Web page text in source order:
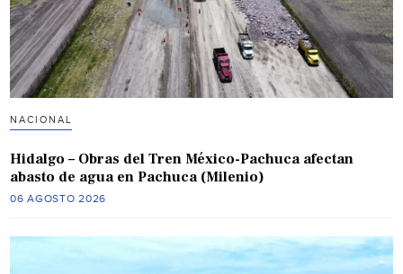
NACIONAL
Hidalgo – Obras del Tren México-Pachuca afectan
abasto de agua en Pachuca (Milenio)
06 AGOSTO 2026